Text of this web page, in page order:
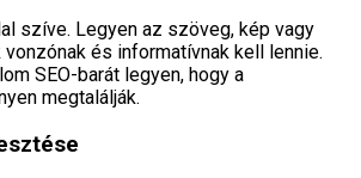
szíve. Legyen az szöveg, kép vagy
vonzónak és informatívnak kell lennie.
SEO-barát legyen, hogy a
megtalálják.